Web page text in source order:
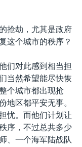
抢劫，尤其是政府
这个城市的秩序？
们对此感到相当担
当然希望能尽快恢
个城市都出现抢
地区都平安无事。
忧。而他们计划让
序，不过总共多少
、一个海军陆战队